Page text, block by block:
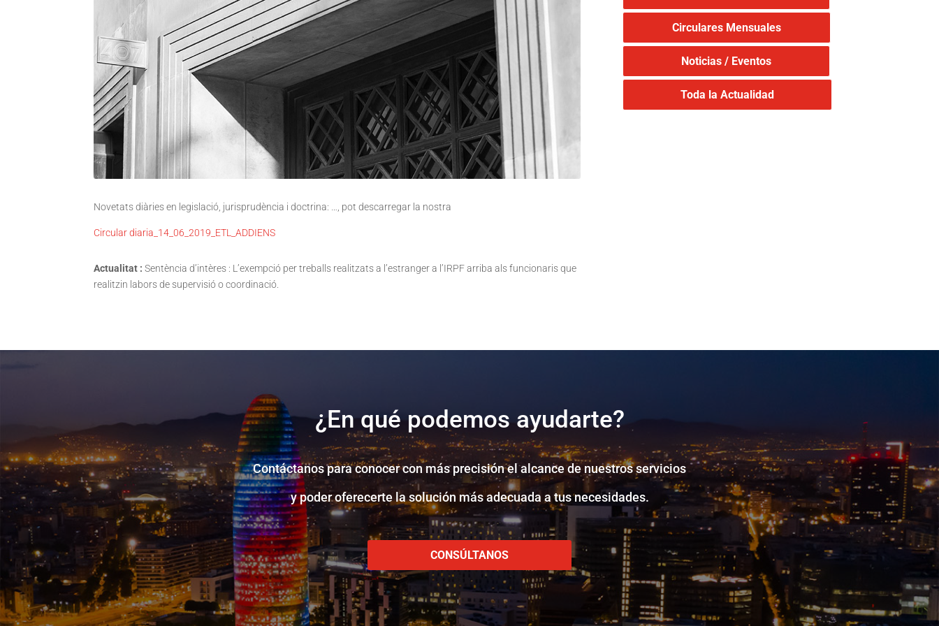
Novetats diàries en legislació, jurisprudència i doctrina: …, pot descarregar la nostra
Circular diaria_14_06_2019_ETL_ADDIENS
Actualitat :Sentència d’intères : L’exempció per treballs realitzats a l’estranger a l’IRPF arriba als funcionaris que
realitzin labors de supervisió o coordinació.
Circulares Mensuales
Noticias / Eventos
Toda la Actualidad
¿En qué podemos ayudarte?
Contáctanos para conocer con más precisión el alcance de nuestros servicios
y poder oferecerte la solución más adecuada a tus necesidades.
CONSÚLTANOS